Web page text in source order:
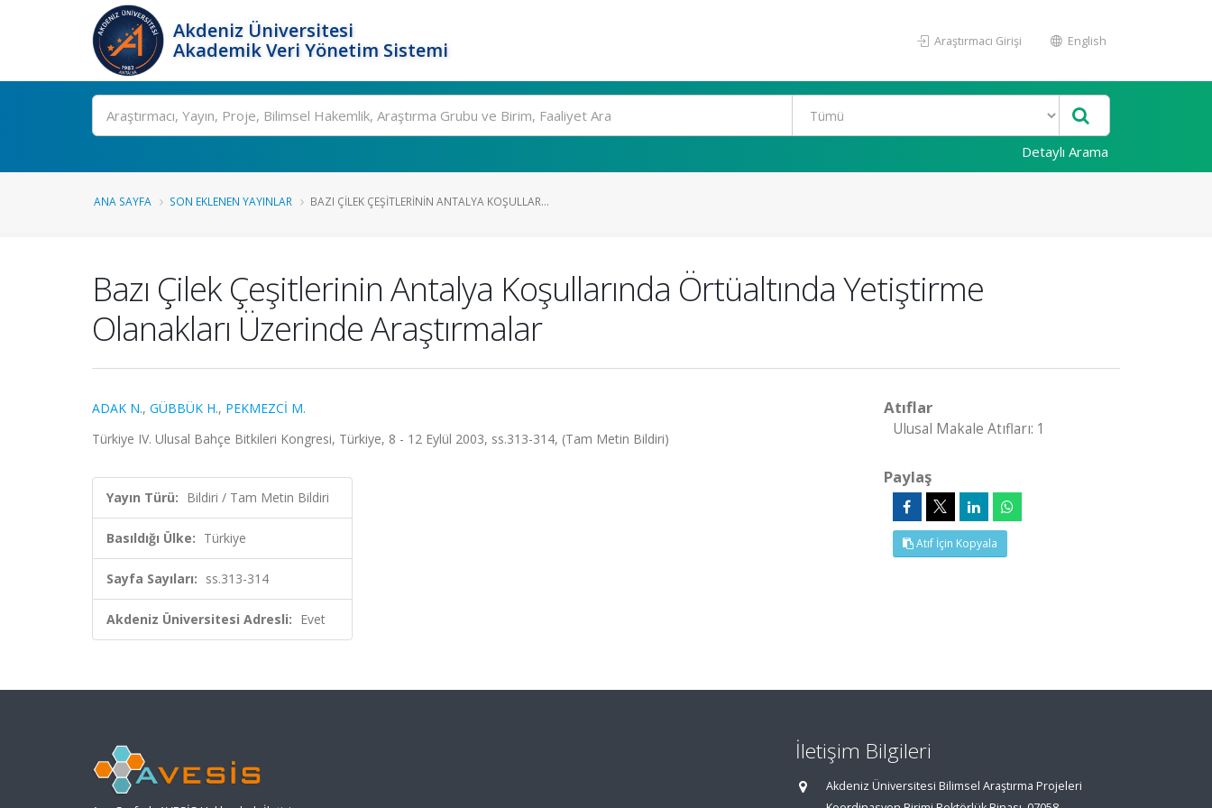
Akdeniz Üniversitesi
Akademik Veri Yönetim Sistemi
Araştırmacı Girişi English
Ara
Detaylı Arama
ANA SAYFA SON EKLENEN YAYINLAR BAZI ÇILEK ÇEŞITLERININ ANTALYA KOŞULLAR...
Bazı Çilek Çeşitlerinin Antalya Koşullarında Örtüaltında Yetiştirme
Olanakları Üzerinde Araştırmalar
ADAK N., GÜBBÜK H., PEKMEZCİ M.
Türkiye IV. Ulusal Bahçe Bitkileri Kongresi, Türkiye, 8 - 12 Eylül 2003, ss.313-314, (Tam Metin Bildiri)
Yayın Türü: Bildiri / Tam Metin Bildiri
Basıldığı Ülke: Türkiye
Sayfa Sayıları: ss.313-314
Akdeniz Üniversitesi Adresli: Evet
Atıflar
Ulusal Makale Atıfları: 1
Paylaş
Atıf İçin Kopyala
İletişim Bilgileri
Akdeniz Üniversitesi Bilimsel Araştırma Projeleri